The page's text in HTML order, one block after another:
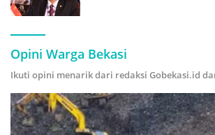
Opini Warga Bekasi
Ikuti opini menarik dari redaksi Gobekasi.id